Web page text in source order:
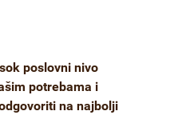
poslovni nivo
potrebama i
na najbolji